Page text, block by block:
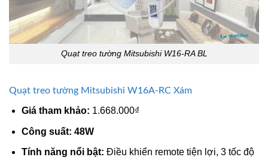
Quạt treo tường Mitsubishi W16-RA BL
Quạt treo tường Mitsubishi W16A-RC Xám
Giá tham khảo: 1.668.000₫
Công suất: 48W
Tính năng nổi bật: Điều khiển remote tiện lợi, 3 tốc độ